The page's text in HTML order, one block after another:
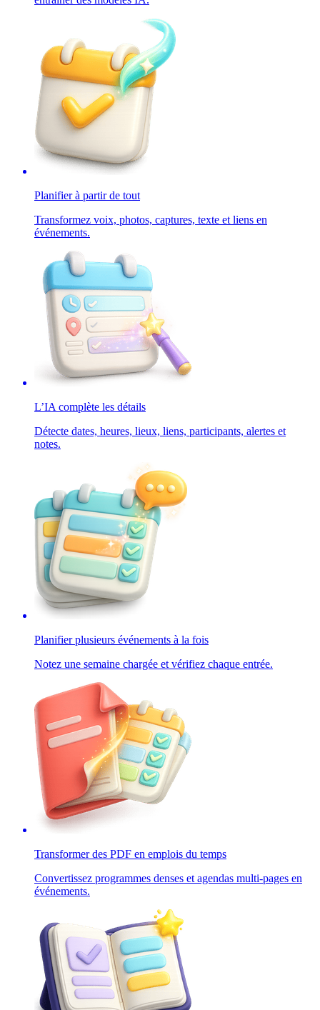
Planifier à partir de tout
Transformez voix, photos, captures, texte et liens en
événements.
L’IA complète les détails
Détecte dates, heures, lieux, liens, participants, alertes et
notes.
Planifier plusieurs événements à la fois
Notez une semaine chargée et vérifiez chaque entrée.
Transformer des PDF en emplois du temps
Convertissez programmes denses et agendas multi-pages en
événements.